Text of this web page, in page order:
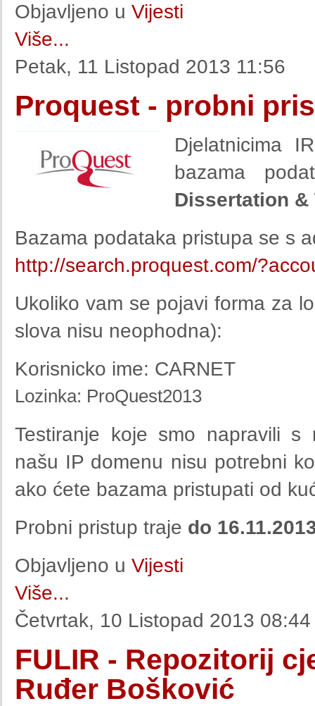
Objavljeno u Vijesti
Više...
Petak, 11 Listopad 2013 11:56
Proquest - probni
Djelatnicima
bazama
Dissertation &
Bazama podataka pristupa se s
http://search.proquest.com/
Ukoliko vam se pojavi forma za
slova nisu neophodna):
Korisnicko ime: CARNET
Lozinka: ProQuest2013
Testiranje koje smo napravili
našu IP domenu nisu potrebni
ako ćete bazama pristupati od
Probni pristup traje do
Objavljeno u Vijesti
Više...
Četvrtak, 10 Listopad 2013 08:44
FULIR - Repozitorij
Ruđer Bošković